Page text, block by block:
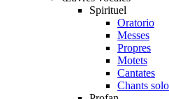
Spirituel
Oratorio
Messes
Propres
Motets
Cantates
Chants solo